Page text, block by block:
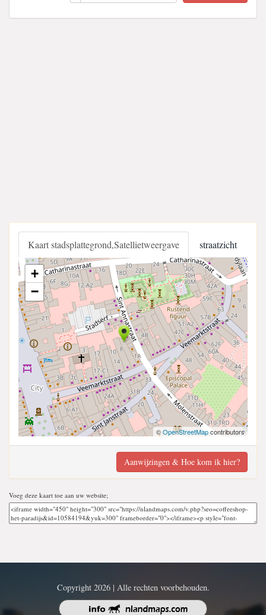
Kaart stadsplattegrond,Satellietweergave straatzicht
+
−
©OpenStreetMapcontributors
Aanwijzingen & Hoe kom ik hier?
Voeg deze kaart toe aan uw website;
Copyright 2026 | Alle rechten voorbehouden.